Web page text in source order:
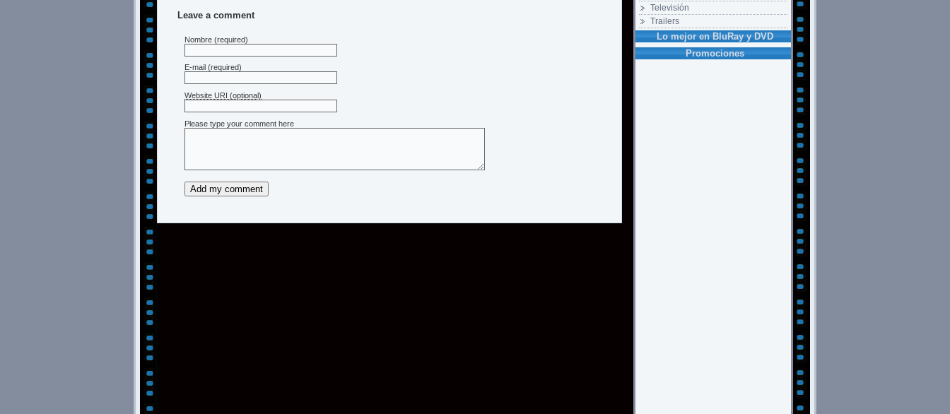
Televisión
Trailers
Lo mejor en BluRay y DVD
Promociones
Leave a comment
Nombre (required)
E-mail (required)
Website URI (optional)
Please type your comment here